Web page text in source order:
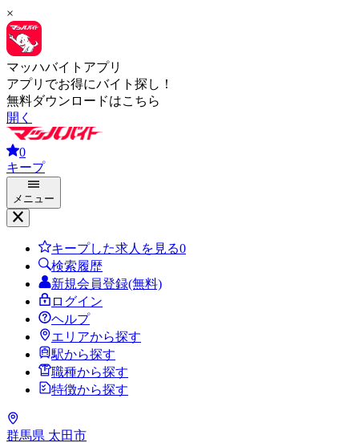
×
マッハバイトアプリ
アプリでお得にバイト探し！
無料ダウンロードはこちら
開く
0
キープ
メニュー
キープした求人を見る0
検索履歴
新規会員登録(無料)
ログイン
ヘルプ
エリアから探す
駅から探す
職種から探す
特徴から探す
群馬県 太田市